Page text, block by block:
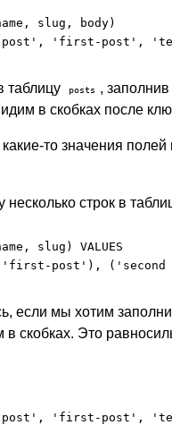
slug, body)
'first-post',
таблицу posts ,
в скобках после
то значения
несколько строк в
slug) VALUES
post'),
если мы хотим
в скобках. Это
'first-post',